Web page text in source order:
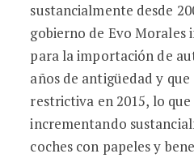
sustancialmente desde
gobierno de Evo Morales
para la importación de
años de antigüedad y
restrictiva en 2015, lo
incrementando
coches con papeles y